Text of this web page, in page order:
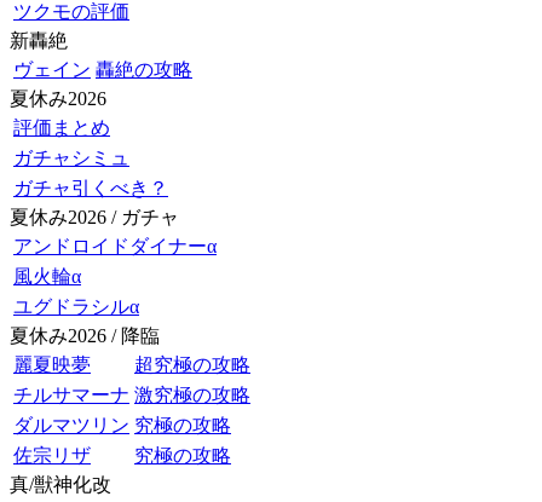
ツクモの評価
新轟絶
ヴェイン 轟絶の攻略
夏休み2026
評価まとめ
ガチャシミュ
ガチャ引くべき？
夏休み2026 / ガチャ
アンドロイドダイナーα
風火輪α
ユグドラシルα
夏休み2026 / 降臨
麗夏映夢
超究極の攻略
チルサマーナ 激究極の攻略
ダルマツリン 究極の攻略
佐宗リザ
究極の攻略
真/獣神化改